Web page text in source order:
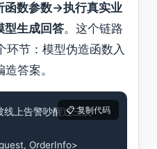
函数参数→执行真实业
生成回答。这个链路
环节：模型伪造函数入
答案。
上告警吵醒过三次
OrderInfo>